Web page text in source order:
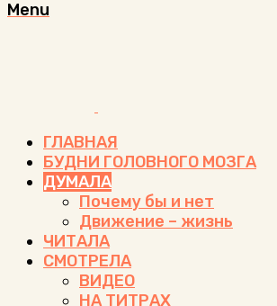
Menu
ГЛАВНАЯ
БУДНИ ГОЛОВНОГО МОЗГА
ДУМАЛА
Почему бы и нет
Движение – жизнь
ЧИТАЛА
СМОТРЕЛА
ВИДЕО
НА ТИТРАХ